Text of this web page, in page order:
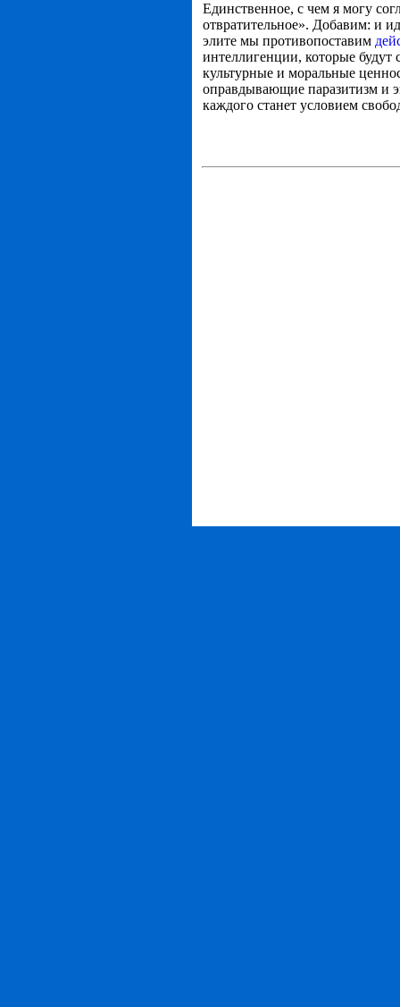
Единственное, с чем я могу
отвратительное». Добавим: и
элите мы противопоставим
интеллигенции, которые будут
культурные и моральные
оправдывающие паразитизм и
каждого станет условием